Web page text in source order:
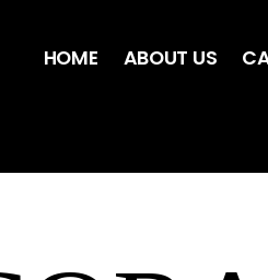
HOME ABOUT US